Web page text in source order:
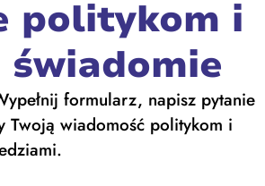
politykom i
formularz, napisz pytanie
Twoją wiadomość politykom i